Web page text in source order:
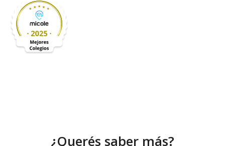
¿Querés saber más?